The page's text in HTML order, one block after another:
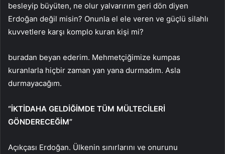
besleyip büyüten, ne olur yalvarırım geri dön diyen
Erdoğan değil misin? Onunla el ele veren ve güçlü silahlı
kuvvetlere karşı komplo kuran kişi mi?
buradan beyan ederim. Mehmetçiğimize kumpas
kuranlarla hiçbir zaman yan yana durmadım. Asla
durmayacağım.
“İKTİDAHA GELDİĞİMDE TÜM MÜLTECİLERİ
GÖNDERECEĞİM”
Açıkçası Erdoğan. Ülkenin sınırlarını ve onurunu